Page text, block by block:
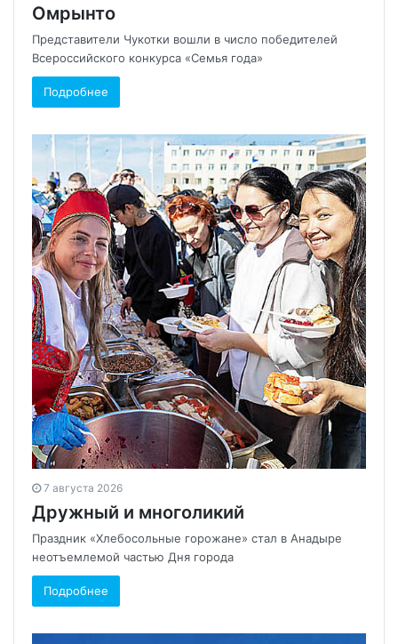
Омрынто
Представители Чукотки вошли в число победителей
Всероссийского конкурса «Семья года»
Подробнее
7 августа 2026
Дружный и многоликий
Праздник «Хлебосольные горожане» стал в Анадыре
неотъемлемой частью Дня города
Подробнее